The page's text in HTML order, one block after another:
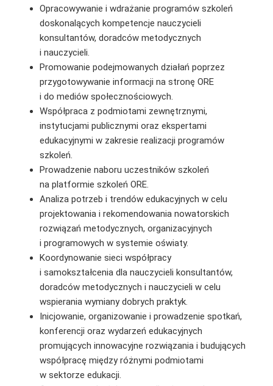
Opracowywanie i wdrażanie programów szkoleń
doskonalących kompetencje nauczycieli
konsultantów, doradców metodycznych
i nauczycieli.
Promowanie podejmowanych działań poprzez
przygotowywanie informacji na stronę ORE
i do mediów społecznościowych.
Współpraca z podmiotami zewnętrznymi,
instytucjami publicznymi oraz ekspertami
edukacyjnymi w zakresie realizacji programów
szkoleń.
Prowadzenie naboru uczestników szkoleń
na platformie szkoleń ORE.
Analiza potrzeb i trendów edukacyjnych w celu
projektowania i rekomendowania nowatorskich
rozwiązań metodycznych, organizacyjnych
i programowych w systemie oświaty.
Koordynowanie sieci współpracy
i samokształcenia dla nauczycieli konsultantów,
doradców metodycznych i nauczycieli w celu
wspierania wymiany dobrych praktyk.
Inicjowanie, organizowanie i prowadzenie spotkań,
konferencji oraz wydarzeń edukacyjnych
promujących innowacyjne rozwiązania i budujących
współpracę między różnymi podmiotami
w sektorze edukacji.